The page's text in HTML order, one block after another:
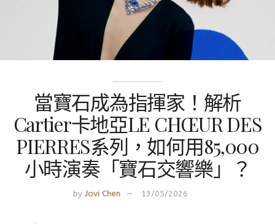
當寶石成為指揮家！解析
Cartier卡地亞LE CHŒUR DES
PIERRES系列，如何用85,000
小時演奏「寶石交響樂」？
by Jovi Chen 13/05/2026